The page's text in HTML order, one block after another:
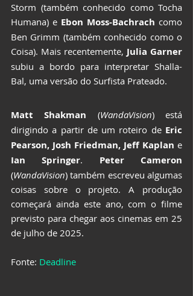
Storm (também conhecido como Tocha
Humana) e Ebon Moss-Bachrach como
Ben Grimm (também conhecido como o
Coisa). Mais recentemente, Julia Garner
subiu a bordo para interpretar Shalla-
Bal, uma versão do Surfista Prateado.
Matt Shakman (WandaVision) está
dirigindo a partir de um roteiro de Eric
Pearson, Josh Friedman, Jeff Kaplan
Ian Springer. Peter Cameron
(WandaVision) também escreveu algumas
coisas sobre o projeto. A produção
começará ainda este ano, com o filme
previsto para chegar aos cinemas em 25
de julho de 2025.
Fonte: Deadline